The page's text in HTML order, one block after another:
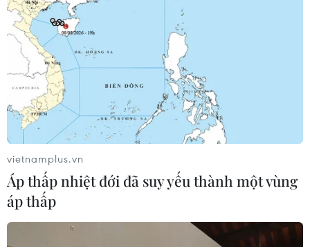
Khách mua vây kín các gian hàng bày bán các sản phẩm
truyền thống. (Ảnh: Thanh Tâm/Vietnam+)
vietnamplus.vn
Áp thấp nhiệt đới đã suy yếu thành một vùng
áp thấp